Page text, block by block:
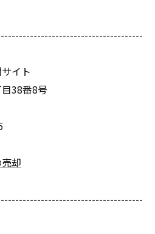
イト
38番8号
却